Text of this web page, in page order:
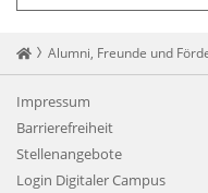
Startseite
Alumni, Freunde und
Impressum
Barrierefreiheit
Stellenangebote
Login Digitaler Campus